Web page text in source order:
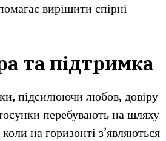
вирішити спірні
та підтримка
підсилюючи любов, довіру
перебувають на шляху
на горизонті з’являються